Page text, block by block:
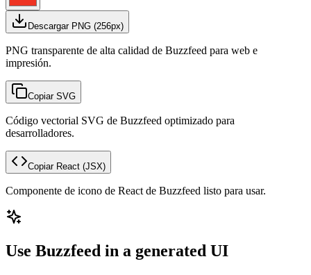
Descargar PNG (256px)
PNG transparente de alta calidad de Buzzfeed para web e
impresión.
Copiar SVG
Código vectorial SVG de Buzzfeed optimizado para
desarrolladores.
Copiar React (JSX)
Componente de icono de React de Buzzfeed listo para usar.
Use Buzzfeed in a generated UI